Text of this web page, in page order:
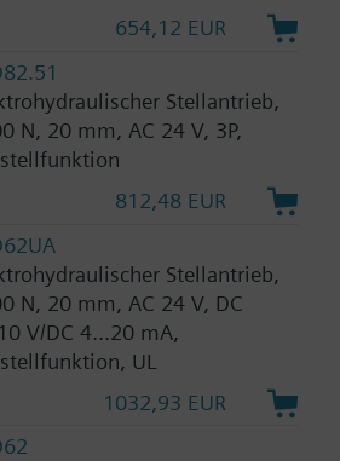
654,12 EUR
Stellantrieb,
N, 20 mm, AC 24 V, 3P,
812,48 EUR
Stellantrieb,
N, 20 mm, AC 24 V, DC
V/DC 4...20 mA,
UL
1032,93 EUR